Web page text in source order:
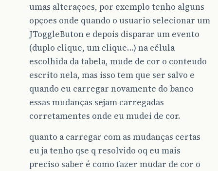
umas alteraçoes, por exemplo tenho alguns
opçoes onde quando o usuario selecionar um
JToggleButon e depois disparar um evento
(duplo clique, um clique…) na célula
escolhida da tabela, mude de cor o conteudo
escrito nela, mas isso tem que ser salvo e
quando eu carregar novamente do banco
essas mudanças sejam carregadas
corretamentes onde eu mudei de cor.
quanto a carregar com as mudanças certas
eu ja tenho qse q resolvido oq eu mais
preciso saber é como fazer mudar de cor o